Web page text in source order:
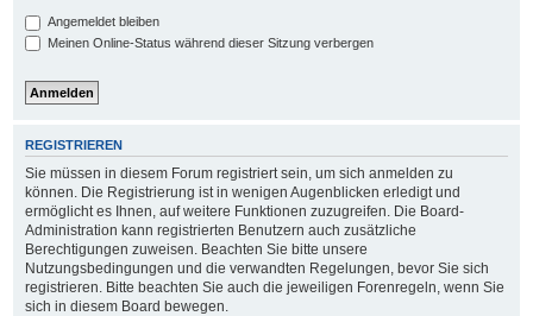
Angemeldet bleiben
Meinen Online-Status während dieser Sitzung verbergen
REGISTRIEREN
Sie müssen in diesem Forum registriert sein, um sich anmelden zu
können. Die Registrierung ist in wenigen Augenblicken erledigt und
ermöglicht es Ihnen, auf weitere Funktionen zuzugreifen. Die Board-
Administration kann registrierten Benutzern auch zusätzliche
Berechtigungen zuweisen. Beachten Sie bitte unsere
Nutzungsbedingungen und die verwandten Regelungen, bevor Sie sich
registrieren. Bitte beachten Sie auch die jeweiligen Forenregeln, wenn Sie
sich in diesem Board bewegen.